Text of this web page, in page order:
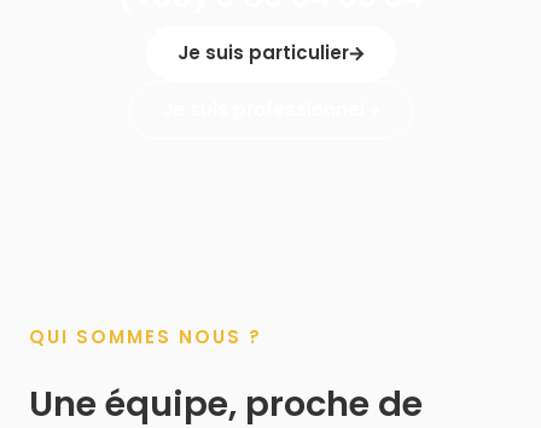
Je suis particulier
QUI SOMMES NOUS ?
Une équipe, proche de